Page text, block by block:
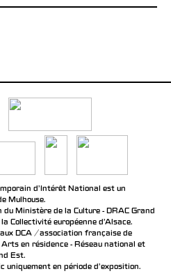
d’Intérêt National est un
Mulhouse.
Ministère de la Culture - DRAC Grand
Collectivité européenne d’Alsace.
DCA / association française de
en résidence - Réseau national et
Est.
uniquement en période d'exposition.